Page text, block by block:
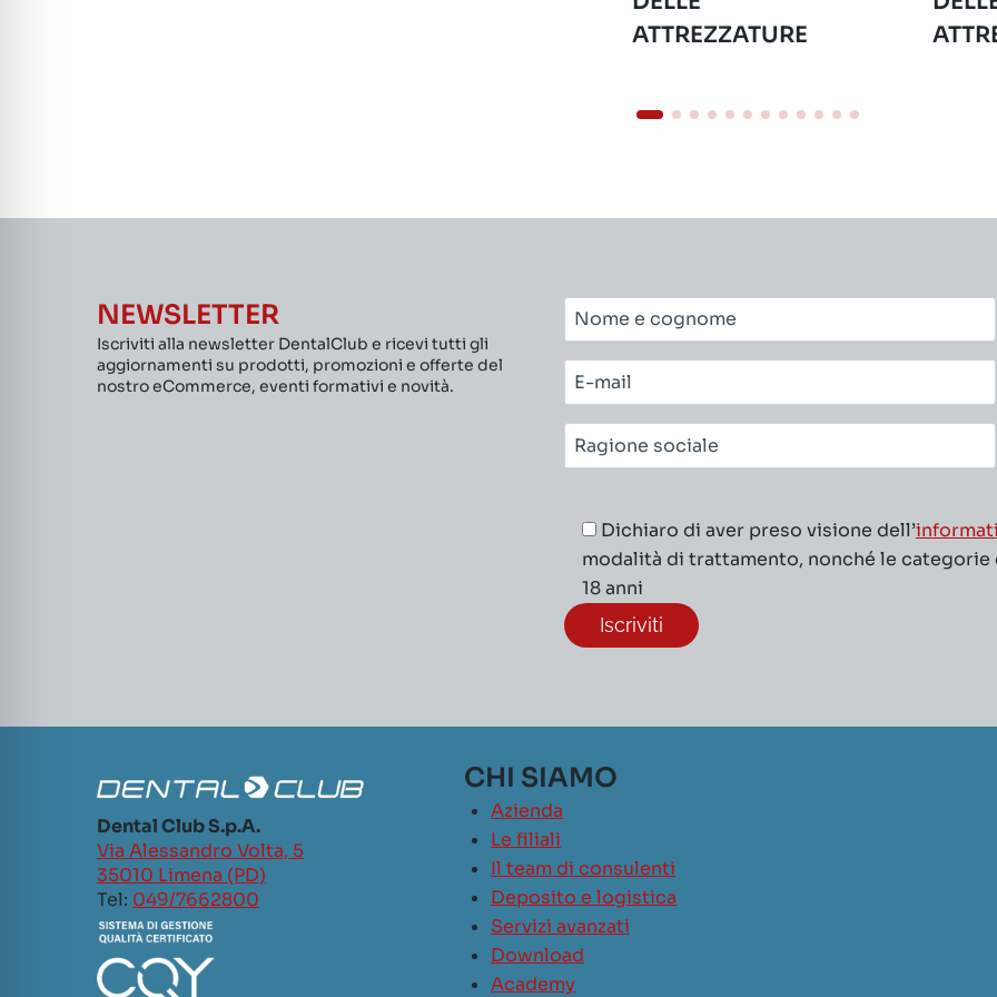
ATTREZZATURE
NEWSLETTER
Iscriviti alla newsletter DentalClub e ricevi tutti gli
aggiornamenti su prodotti, promozioni e offerte del
nostro eCommerce, eventi formativi e novità.
Nome
e
cognome*
E-
mail*
Ragione
sociale*
Dichiaro di aver preso visione dell’
modalità di trattamento, nonché le
18 anni
Dental Club S.p.A.
Via Alessandro Volta, 5
35010 Limena (PD)
Tel: 049/7662800
CHI SIAMO
Azienda
Le filiali
Il team di consulenti
Deposito e logistica
Servizi avanzati
Download
Academy